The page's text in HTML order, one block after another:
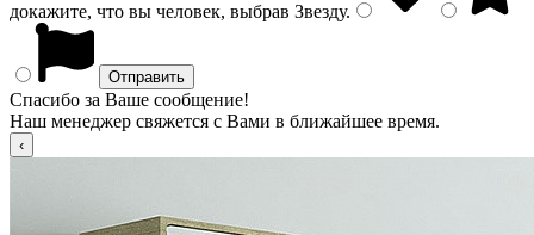
докажите, что вы человек, выбрав Звезду.
Спасибо за Ваше сообщение!
Наш менеджер свяжется с Вами в ближайшее время.